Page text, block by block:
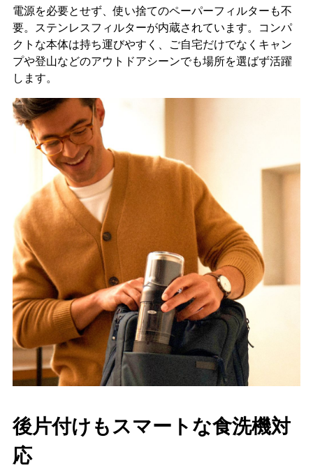
電源を必要とせず、使い捨てのペーパーフィルターも不
要。ステンレスフィルターが内蔵されています。コンパ
クトな本体は持ち運びやすく、ご自宅だけでなくキャン
プや登山などのアウトドアシーンでも場所を選ばず活躍
します。
後片付けもスマートな食洗機対
応